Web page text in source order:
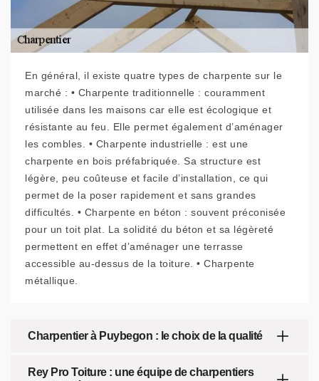
En général, il existe quatre types de charpente sur le
marché : • Charpente traditionnelle : couramment
utilisée dans les maisons car elle est écologique et
résistante au feu. Elle permet également d’aménager
les combles. • Charpente industrielle : est une
charpente en bois préfabriquée. Sa structure est
légère, peu coûteuse et facile d’installation, ce qui
permet de la poser rapidement et sans grandes
difficultés. • Charpente en béton : souvent préconisée
pour un toit plat. La solidité du béton et sa légèreté
permettent en effet d’aménager une terrasse
accessible au-dessus de la toiture. • Charpente
métallique.
Charpentier à Puybegon : le choix de la qualité
Rey Pro Toiture : une équipe de charpentiers